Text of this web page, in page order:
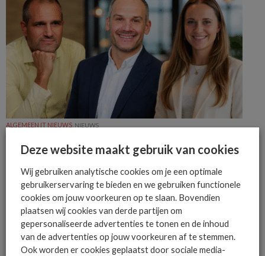
ALGEMEEN IT NIEUWS NIEUWS
SUSE benoemt Frank Feldmann, Mark Dando en Sanne Vloon in nieuwe
leiderschapsfuncties binnen Noord-Europa, EMEA en AI-strategie.
Deze website maakt gebruik van cookies
Wij gebruiken analytische cookies om je een optimale
gebruikerservaring te bieden en we gebruiken functionele
cookies om jouw voorkeuren op te slaan. Bovendien
plaatsen wij cookies van derde partijen om
gepersonaliseerde advertenties te tonen en de inhoud
van de advertenties op jouw voorkeuren af te stemmen.
Ook worden er cookies geplaatst door sociale media-